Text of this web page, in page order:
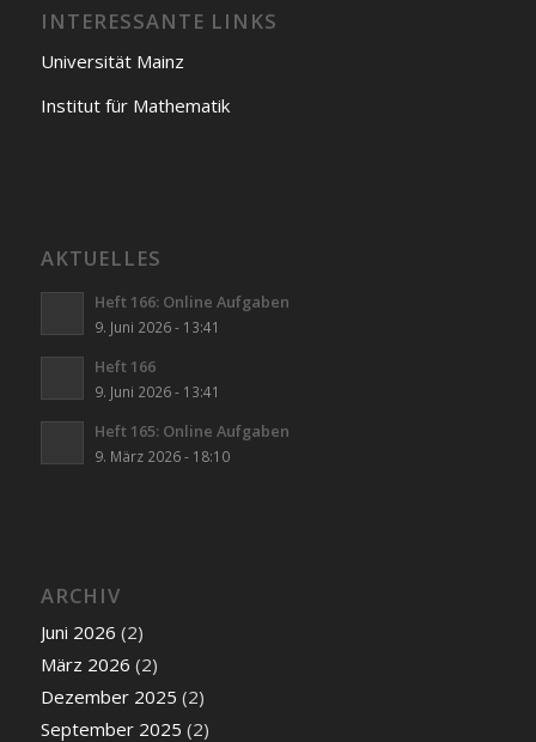
INTERESSANTE LINKS
Universität Mainz
Institut für Mathematik
AKTUELLES
Heft 166: Online Aufgaben
9. Juni 2026 - 13:41
Heft 166
9. Juni 2026 - 13:41
Heft 165: Online Aufgaben
9. März 2026 - 18:10
ARCHIV
Juni 2026 (2)
März 2026 (2)
Dezember 2025 (2)
September 2025 (2)